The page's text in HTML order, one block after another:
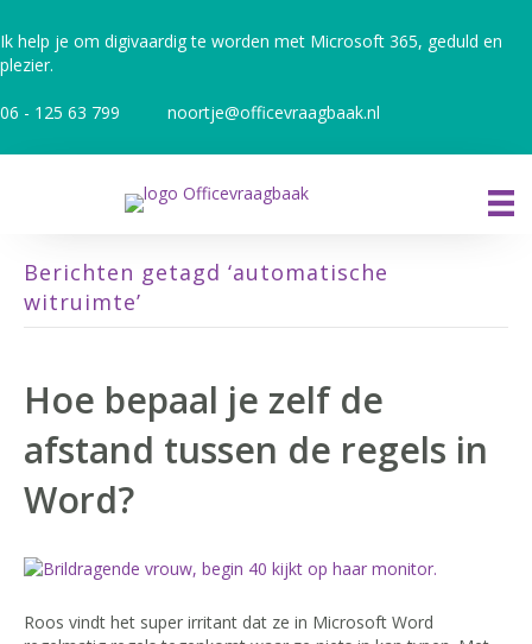
Ik help je om digivaardig te worden met Microsoft 365, geduld en
plezier.
06 - 125 63 799 noortje@officevraagbaak.nl
Berichten getagd ‘automatische
witruimte’
Hoe bepaal je zelf de
afstand tussen de regels in
Word?
Roos vindt het super irritant dat ze in Microsoft Word